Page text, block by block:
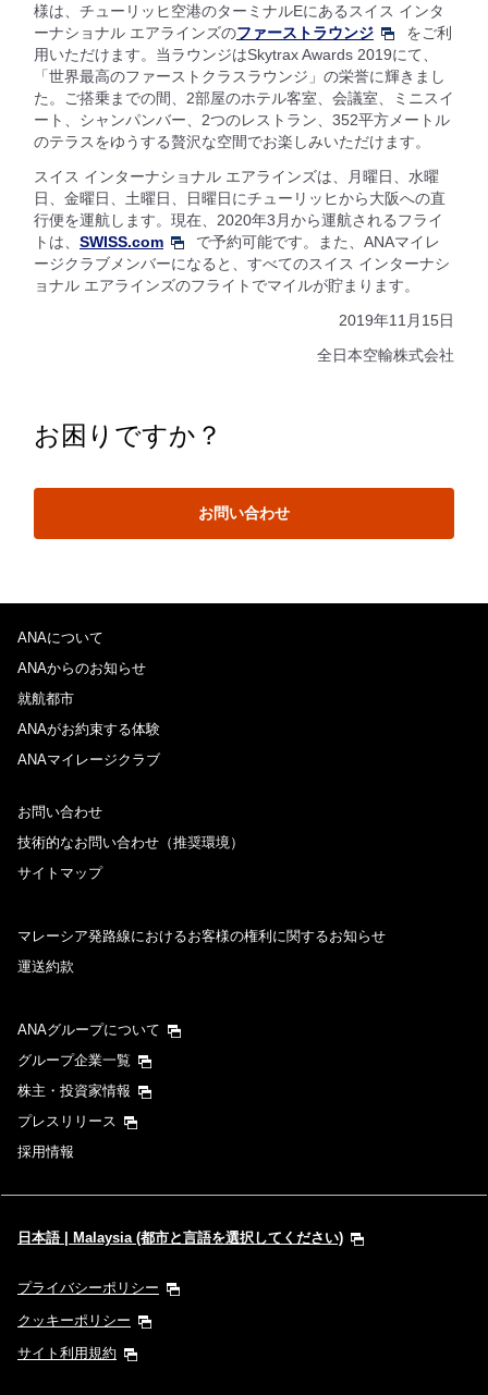
様は、チューリッヒ空港のターミナルEにあるスイス インタ
ーナショナル エアラインズのファーストラウンジ
をご利
用いただけます。当ラウンジはSkytrax Awards 2019にて、
「世界最高のファーストクラスラウンジ」の栄誉に輝きまし
た。ご搭乗までの間、2部屋のホテル客室、会議室、ミニスイ
ート、シャンパンバー、2つのレストラン、352平方メートル
のテラスをゆうする贅沢な空間でお楽しみいただけます。
スイス インターナショナル エアラインズは、月曜日、水曜
日、金曜日、土曜日、日曜日にチューリッヒから大阪への直
行便を運航します。現在、2020年3月から運航されるフライ
トは、 SWISS.com
で予約可能です。また、ANAマイレ
ージクラブメンバーになると、すべてのスイス インターナシ
ョナル エアラインズのフライトでマイルが貯まります。
2019年11月15日
全日本空輸株式会社
お困りですか？
お問い合わせ
ANAについて
ANAからのお知らせ
就航都市
ANAがお約束する体験
ANAマイレージクラブ
お問い合わせ
技術的なお問い合わせ（推奨環境）
サイトマップ
マレーシア発路線におけるお客様の権利に関するお知らせ
運送約款
ANAグループについて
グループ企業一覧
株主・投資家情報
プレスリリース
採用情報
日本語 | Malaysia (都市と言語を選択してください)
プライバシーポリシー
クッキーポリシー
サイト利用規約